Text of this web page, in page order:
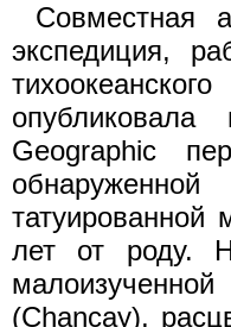
Совместная
экспедиция,
Geographic
лет от роду.
(Chancay),